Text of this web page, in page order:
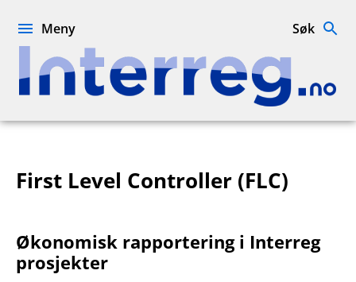
Interreg.no
Meny Søk
First Level Controller (FLC)
Økonomisk rapportering i Interreg
prosjekter